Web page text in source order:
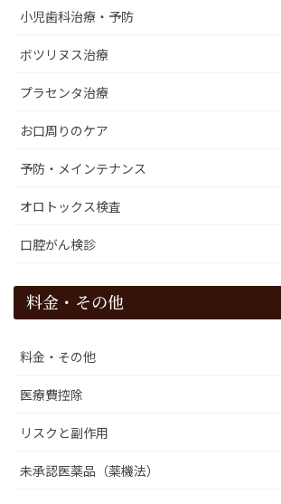
小児歯科治療・予防
ボツリヌス治療
プラセンタ治療
お口周りのケア
予防・メインテナンス
オロトックス検査
口腔がん検診
料金・その他
料金・その他
医療費控除
リスクと副作用
未承認医薬品（薬機法）